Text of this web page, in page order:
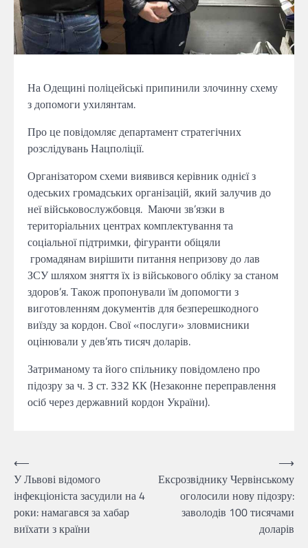
На Одещині поліцейські припинили злочинну схему
з допомоги ухилянтам.
Про це повідомляє департамент стратегічних
розслідувань Нацполіції.
Організатором схеми виявився керівник однієї з
одеських громадських організацій, який залучив до
неї військовослужбовця. Маючи зв’язки в
територіальних центрах комплектування та
соціальної підтримки, фігуранти обіцяли
громадянам вирішити питання непризову до лав
ЗСУ шляхом зняття їх із військового обліку за станом
здоров’я. Також пропонували їм допомогти з
виготовленням документів для безперешкодного
виїзду за кордон. Свої «послуги» зловмисники
оцінювали у дев’ять тисяч доларів.
Затриманому та його спільнику повідомлено про
підозру за ч. 3 ст. 332 КК (Незаконне переправлення
осіб через державний кордон України).
Навігація
записів
⟵
У Львові відомого
інфекціоніста засудили на 4
роки: намагався за хабар
виїхати з країни
Ексрозвіднику Червінському
оголосили нову підозру:
заволодів 100 тисячами
доларів
⟶